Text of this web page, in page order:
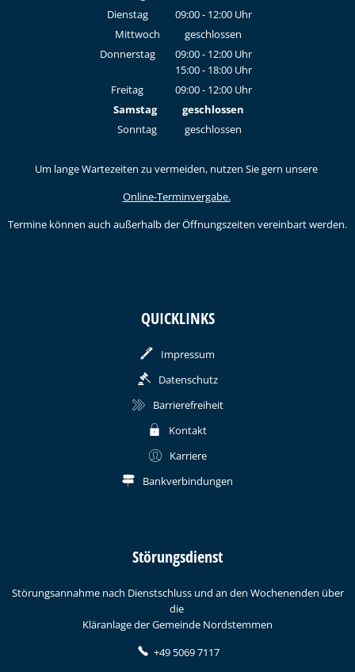
Von 09:00 bis 12:00 Uhr
Dienstag 09:00- 12:00Uhr
Von 09:00 bis 12:00 Uhr
Mittwoch
geschlossen
Donnerstag
09:00- 12:00Uhr
Von 09:00 bis 12:00 Uhr
15:00- 18:00Uhr
Von 15:00 bis 18:00 Uhr
Freitag 09:00- 12:00Uhr
Von 09:00 bis 12:00 Uhr
Samstag
geschlossen
Sonntag
geschlossen
Um lange Wartezeiten zu vermeiden, nutzen Sie gern unsere
Online-Terminvergabe.
Termine können auch außerhalb der Öffnungszeiten vereinbart werden.
QUICKLINKS
Impressum
Datenschutz
Barrierefreiheit
Kontakt
Karriere
Bankverbindungen
Störungsdienst
Störungsannahme nach Dienstschluss und an den Wochenenden über
die
Kläranlage der Gemeinde Nordstemmen
+49 5069 7117